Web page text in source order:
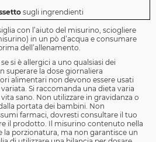
sugli ingrendienti
con l’aiuto del misurino, sciogliere
in un pò d’acqua e consumare
dell’allenamento.
si è allergici a uno qualsiasi dei
la dose giornaliera
alimentari non devono essere usati
Si raccomanda una dieta varia
sano. Non utilizzare in gravidanza o
portata dei bambini. Non
farmaci, dovresti consultare il tuo
il prodotto. Il misurino contenuto nella
la porzionatura, ma non garantisce un